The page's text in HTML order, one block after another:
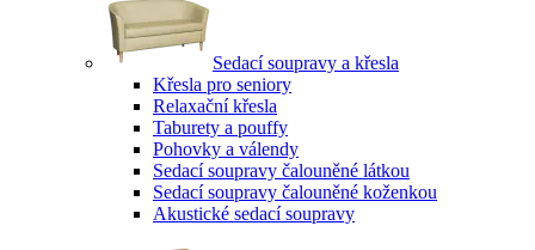
Sedací soupravy a křesla
Křesla pro seniory
Relaxační křesla
Taburety a pouffy
Pohovky a válendy
Sedací soupravy čalouněné látkou
Sedací soupravy čalouněné koženkou
Akustické sedací soupravy